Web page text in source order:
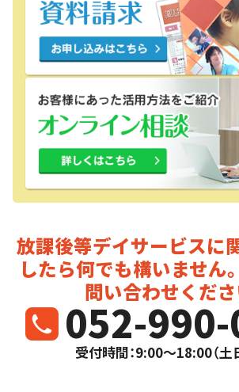
放課後等デイサービスに
したら何でも構いません
問い合わせくださ
052-
受付時間：9:00～18:00（土